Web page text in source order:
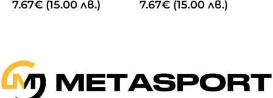
7.67€ (15.00 лв.) 7.67€(15.00 лв.)